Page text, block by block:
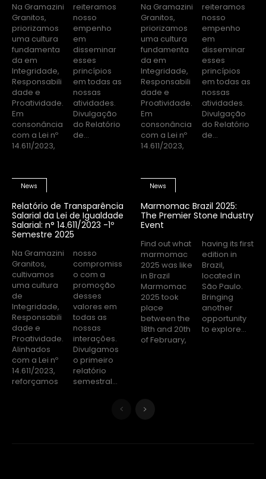
Na Gramazini
Granitos,
priorizamos
uma cultura
fundamenta
da em
Integridade,
Responsabili
dade e
Proatividade.
Em
consonância
com a Lei nº
14.611/2023,
reiteramos
nosso
empenho
em
disseminar
esses
princípios
em todas as
nossas
atividades.
Divulgação
do Relatório
de...
Na Gramazini
Granitos,
priorizamos
uma cultura
fundamenta
da em
Integridade,
Responsabili
dade e
Proatividade.
Em
consonância
com a Lei nº
14.611/2023,
reiteramos
nosso
empenho
em
disseminar
esses
princípios
em todas as
nossas
atividades.
Divulgação
do Relatório
de...
News
Relatório de Transparência
Salarial da Lei de Igualdade
Salarial: n° 14.611/2023 -1º
Semestre 2025
Na Gramazini
Granitos,
cultivamos
uma cultura
de
Integridade,
Responsabili
dade e
Proatividade.
Alinhados
com a Lei nº
14.611/2023,
reforçamos
nosso
compromiss
o com a
promoção
desses
valores em
todas as
nossas
interações.
Divulgamos
o primeiro
relatório
semestral...
News
Marmomac Brazil 2025:
The Premier Stone Industry
Event
Find out what
marmomac
2025 was like
in Brazil
Marmomac
2025 took
place
between the
18th and 20th
of February,
having its first
edition in
Brazil,
located in
São Paulo.
Bringing
another
opportunity
to explore...